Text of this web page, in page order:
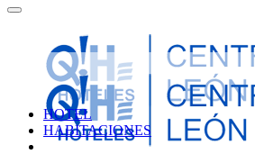
HOTEL
HABITACIONES